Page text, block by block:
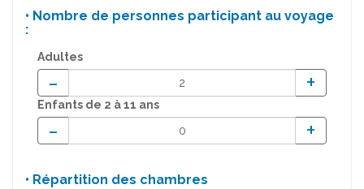
• Nombre de personnes participant au voyage
:
Adultes
- +
Enfants de 2 à 11 ans
- +
• Répartition des chambres